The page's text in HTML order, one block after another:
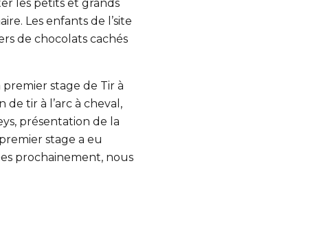
les petits et grands
Les enfants de l’site
de chocolats cachés
premier stage de Tir à
de tir à l’arc à cheval,
présentation de la
stage a eu
prochainement, nous